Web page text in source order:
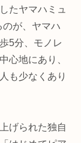
たヤマハミュ
が、ヤマハ
5分、モノレ
心地にあり、
も少なくあり
げられた独自